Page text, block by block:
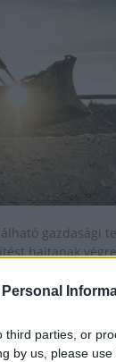
parties, or
by us, please
gazdasági
hajtanak